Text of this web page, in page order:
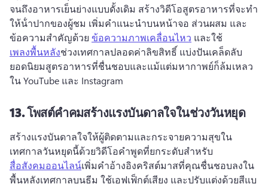
จนถึงอาหารเย็นย่างแบบดั้งเดิม สร้างวิดีโอสูตรอาหารที่จะทํา
ให้น้ําปากของผู้ชม เพิ่มคำแนะนำบนหน้าจอ ส่วนผสม และ
ข้อความสำคัญด้วย ข้อความภาพเคลื่อนไหว และใช้
เพลงพื้นหลังช่วงเทศกาลปลอดค่าลิขสิทธิ์ แบ่งปันเคล็ดลับ
ยอดนิยมสูตรอาหารที่ชื่นชอบและแม้แต่มหากาพย์ก็ล้มเหลว
ใน YouTube และ Instagram
13.โพสต์คำคมสร้างแรงบันดาลใจในช่วงวันหยุด
สร้างแรงบันดาลใจให้ผู้ติดตามและกระจายความสุขใน
เทศกาลวันหยุดนี้ด้วยวิดีโอคําพูดที่ยกระดับสําหรับ
สื่อสังคมออนไลน์เพิ่มคําอ้างอิงคริสต์มาสที่คุณชื่นชอบลงใน
พื้นหลังเทศกาลบนธีม ใช้เอฟเฟ็กต์เสียง และปรับแต่งด้วยสีแบ